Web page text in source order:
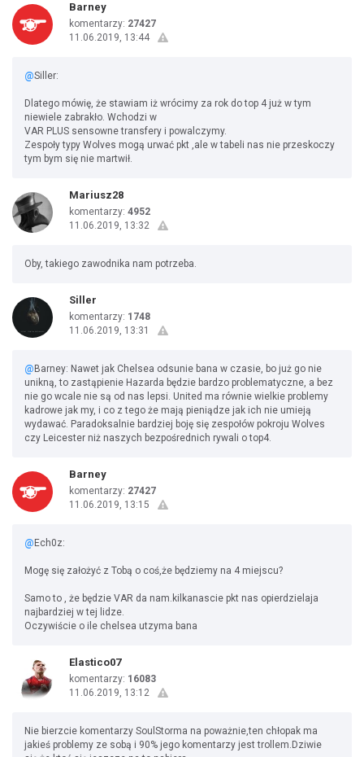
Barney
komentarzy: 27427
11.06.2019, 13:44
@Siller:
Dlatego mówię, że stawiam iż wrócimy za rok do top 4 już w tym
niewiele zabrakło. Wchodzi w
VAR PLUS sensowne transfery i powalczymy.
Zespoły typy Wolves mogą urwać pkt ,ale w tabeli nas nie przeskoczy
tym bym się nie martwił.
Mariusz28
komentarzy: 4952
11.06.2019, 13:32
Oby, takiego zawodnika nam potrzeba.
Siller
komentarzy: 1748
11.06.2019, 13:31
@ Barney: Nawet jak Chelsea odsunie bana w czasie, bo już go nie
unikną, to zastąpienie Hazarda będzie bardzo problematyczne, a bez
nie go wcale nie są od nas lepsi. United ma równie wielkie problemy
kadrowe jak my, i co z tego że mają pieniądze jak ich nie umieją
wydawać. Paradoksalnie bardziej boję się zespołów pokroju Wolves
czy Leicester niż naszych bezpośrednich rywali o top4.
Barney
komentarzy: 27427
11.06.2019, 13:15
@ Ech0z:
Mogę się założyć z Tobą o coś,że będziemy na 4 miejscu?
Samo to , że będzie VAR da nam.kilkanascie pkt nas opierdzielaja
najbardziej w tej lidze.
Oczywiście o ile chelsea utzyma bana
Elastico07
komentarzy: 16083
11.06.2019, 13:12
Nie bierzcie komentarzy SoulStorma na poważnie,ten chłopak ma
jakieś problemy ze sobą i 90% jego komentarzy jest trollem.Dziwie